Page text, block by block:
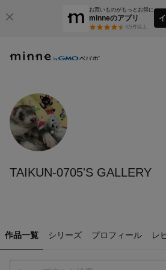
お買いものがもっとお得に
minneのアプリ
3万件以上
TAIKUN-0705'S GALLERY
作品一覧 シリーズ プロフィール レ